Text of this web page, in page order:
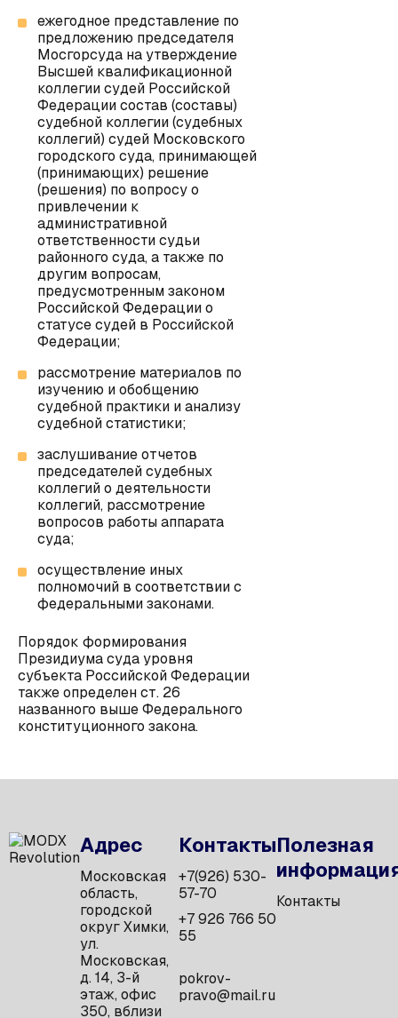
ежегодное представление по
предложению председателя
Мосгорсуда на утверждение
Высшей квалификационной
коллегии судей Российской
Федерации состав (составы)
судебной коллегии (судебных
коллегий) судей Московского
городского суда, принимающей
(принимающих) решение
(решения) по вопросу о
привлечении к
административной
ответственности судьи
районного суда, а также по
другим вопросам,
предусмотренным законом
Российской Федерации о
статусе судей в Российской
Федерации;
рассмотрение материалов по
изучению и обобщению
судебной практики и анализу
судебной статистики;
заслушивание отчетов
председателей судебных
коллегий о деятельности
коллегий, рассмотрение
вопросов работы аппарата
суда;
осуществление иных
полномочий в соответствии с
федеральными законами.
Порядок формирования
Президиума суда уровня
субъекта Российской Федерации
также определен ст. 26
названного выше Федерального
конституционного закона.
Адрес
Московская
область,
городской
округ Химки,
ул.
Московская,
д. 14, 3-й
этаж, офис
350, вблизи
Контакты
+7(926) 530-
57-70
+7 926 766 50
55
pokrov-
pravo@mail.ru
Полезная
Контакты